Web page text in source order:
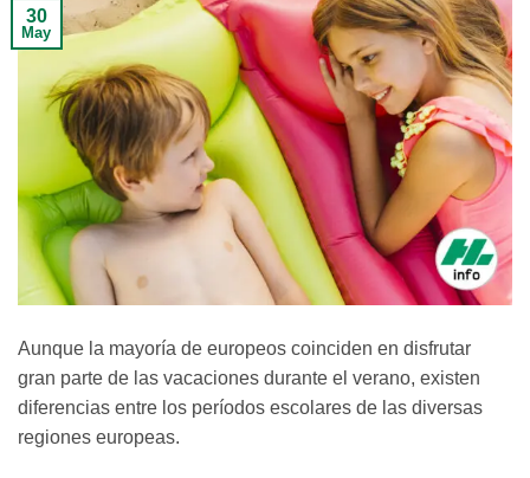
30
May
Aunque la mayoría de europeos coinciden en disfrutar
gran parte de las vacaciones durante el verano, existen
diferencias entre los períodos escolares de las diversas
regiones europeas.